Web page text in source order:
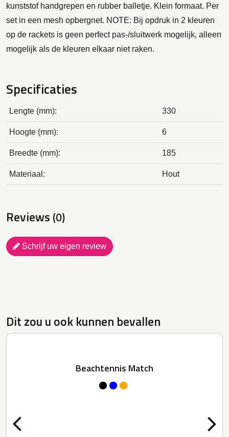
kunststof handgrepen en rubber balletje. Klein formaat. Per
set in een mesh opbergnet. NOTE: Bij opdruk in 2 kleuren
op de rackets is geen perfect pas-/sluitwerk mogelijk, alleen
mogelijk als de kleuren elkaar niet raken.
Specificaties
Lengte (mm): 330
Hoogte (mm): 6
Breedte (mm): 185
Materiaal: Hout
Reviews (0)
Schrijf uw eigen review
Dit zou u ook kunnen bevallen
Beachtennis Match